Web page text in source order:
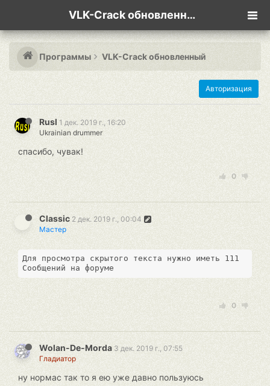
VLK-Crack обновленный
Программы VLK-Crack обновленный
Авторизация
Rusl 1 дек. 2019 г., 16:20
Ukrainian drummer
спасибо, чувак!
0
Classic 2 дек. 2019 г., 00:04
Мастер
Для просмотра скрытого текста нужно иметь 111
Сообщений на форуме
0
Wolan-De-Morda 3 дек. 2019 г., 07:55
Гладиатор
ну нормас так то я ею уже давно пользуюсь